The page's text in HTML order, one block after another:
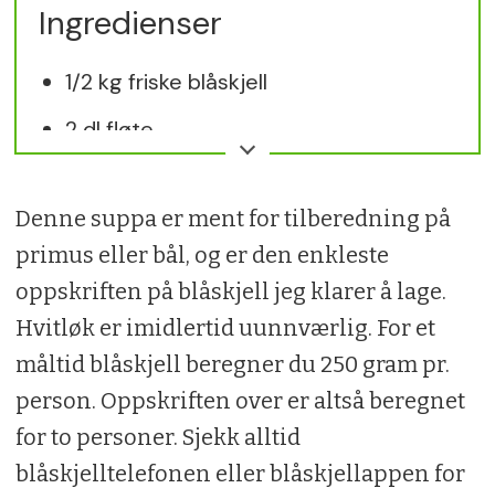
Ingredienser
1/2 kg friske blåskjell
2 dl fløte
Urter
Salt og pepper
Denne suppa er ment for tilberedning på
primus eller bål, og er den enkleste
oppskriften på blåskjell jeg klarer å lage.
Hvitløk er imidlertid uunnværlig. For et
måltid blåskjell beregner du 250 gram pr.
person. Oppskriften over er altså beregnet
for to personer. Sjekk alltid
blåskjelltelefonen eller blåskjellappen for